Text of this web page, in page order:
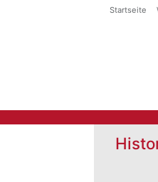
Startseite